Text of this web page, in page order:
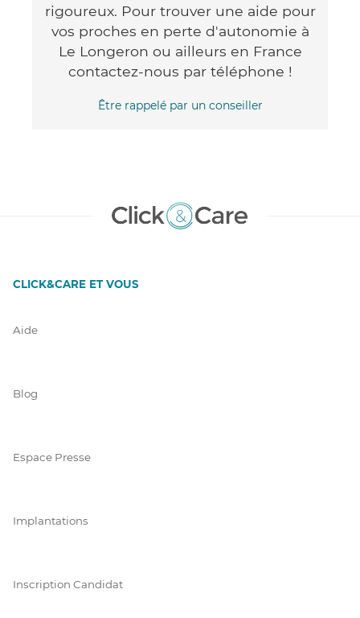
rigoureux. Pour trouver une aide pour
vos proches en perte d'autonomie à
Le Longeron ou ailleurs en France
contactez-nous par téléphone !
Être rappelé par un conseiller
CLICK&CARE ET VOUS
Aide
Blog
Espace Presse
Implantations
Inscription Candidat